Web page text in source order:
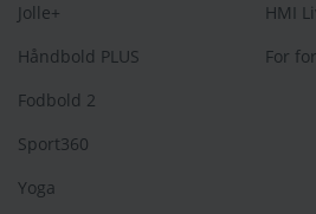
Jolle+
Håndbold PLUS
Fodbold 2
Sport360
Yoga
HMI
For